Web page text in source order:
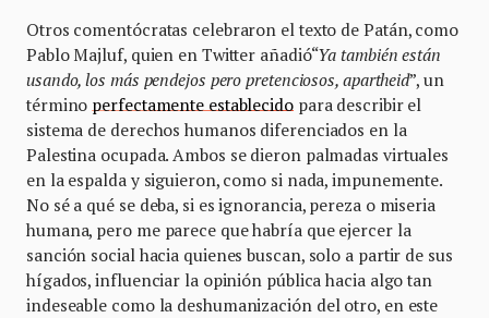
Otros comentócratas celebraron el texto de Patán, como
Pablo Majluf, quien en Twitter añadió“Ya también están
usando, los más pendejos pero pretenciosos, apartheid”, un
términoperfectamente establecidopara describir el
sistema de derechos humanos diferenciados en la
Palestina ocupada. Ambos se dieron palmadas virtuales
en la espalda y siguieron, como si nada, impunemente.
No sé a qué se deba, si es ignorancia, pereza o miseria
humana, pero me parece que habría que ejercer la
sanción social hacia quienes buscan, solo a partir de sus
hígados, influenciar la opinión pública hacia algo tan
indeseable como la deshumanización del otro, en este